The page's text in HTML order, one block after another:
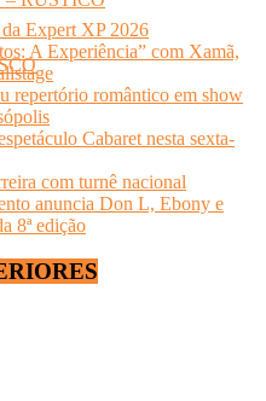
Expert XP 2026
A Experiência” com Xamã,
repertório romântico em show
Cabaret nesta sexta-
com turnê nacional
anuncia Don L, Ebony e
8ª edição